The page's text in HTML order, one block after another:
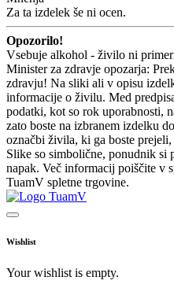
Za ta izdelek še ni ocen.
Opozorilo!
Vsebuje alkohol - živilo ni
Minister za zdravje opozarja:
zdravju! Na sliki ali v opisu
informacije o živilu. Med
podatki, kot so rok uporabnosti,
zato boste na izbranem izdelku
označbi živila, ki ga boste
Slike so simbolične, ponudnik si
napak. Več informacij poiščite v
TuamV spletne trgovine.
Wishlist
Your wishlist is empty.